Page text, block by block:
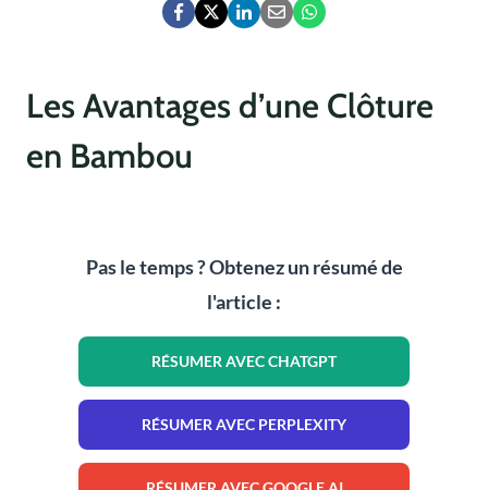
Les Avantages d’une Clôture
en Bambou
Pas le temps ? Obtenez un résumé de
l'article :
RÉSUMER AVEC CHATGPT
RÉSUMER AVEC PERPLEXITY